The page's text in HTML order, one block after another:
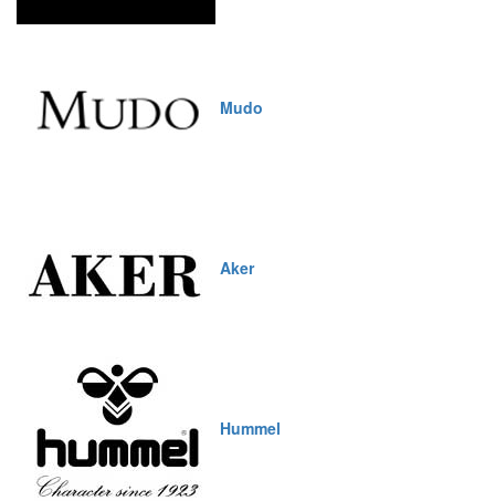
Mudo
Aker
Hummel